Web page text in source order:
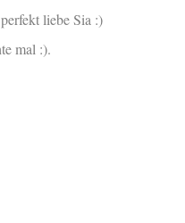
liebe Sia :)
mal :).